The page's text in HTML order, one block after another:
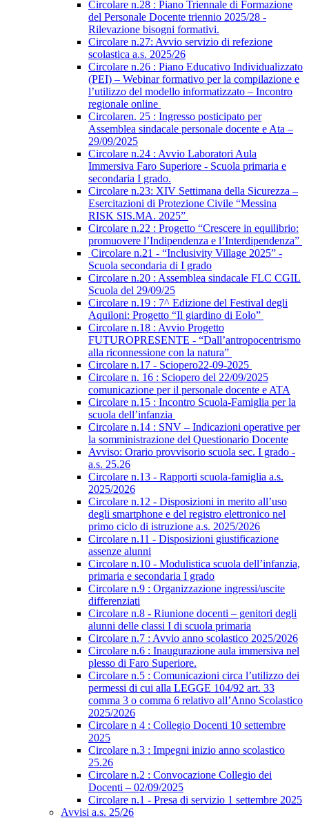
Circolare n.28 : Piano Triennale di Formazione
del Personale Docente triennio 2025/28 -
Rilevazione bisogni formativi.
Circolare n.27: Avvio servizio di refezione
scolastica a.s. 2025/26
Circolare n.26 : Piano Educativo Individualizzato
(PEI) – Webinar formativo per la compilazione e
l’utilizzo del modello informatizzato – Incontro
regionale online
Circolaren. 25 : Ingresso posticipato per
Assemblea sindacale personale docente e Ata –
29/09/2025
Circolare n.24 : Avvio Laboratori Aula
Immersiva Faro Superiore - Scuola primaria e
secondaria I grado.
Circolare n.23: XIV Settimana della Sicurezza –
Esercitazioni di Protezione Civile “Messina
RISK SIS.MA. 2025”
Circolare n.22 : Progetto “Crescere in equilibrio:
promuovere l’Indipendenza e l’Interdipendenza”
Circolare n.21 - “Inclusivity Village 2025” -
Scuola secondaria di I grado
Circolare n.20 : Assemblea sindacale FLC CGIL
Scuola del 29/09/25
Circolare n.19 : 7^ Edizione del Festival degli
Aquiloni: Progetto “Il giardino di Eolo”
Circolare n.18 : Avvio Progetto
FUTUROPRESENTE - “Dall’antropocentrismo
alla riconnessione con la natura”
Circolare n.17 - Sciopero22-09-2025
Circolare n. 16 : Sciopero del 22/09/2025
comunicazione per il personale docente e ATA
Circolare n.15 : Incontro Scuola-Famiglia per la
scuola dell’infanzia
Circolare n.14 : SNV – Indicazioni operative per
la somministrazione del Questionario Docente
Avviso: Orario provvisorio scuola sec. I grado -
a.s. 25.26
Circolare n.13 - Rapporti scuola-famiglia a.s.
2025/2026
Circolare n.12 - Disposizioni in merito all’uso
degli smartphone e del registro elettronico nel
primo ciclo di istruzione a.s. 2025/2026
Circolare n.11 - Disposizioni giustificazione
assenze alunni
Circolare n.10 - Modulistica scuola dell’infanzia,
primaria e secondaria I grado
Circolare n.9 : Organizzazione ingressi/uscite
differenziati
Circolare n.8 - Riunione docenti – genitori degli
alunni delle classi I di scuola primaria
Circolare n.7 : Avvio anno scolastico 2025/2026
Circolare n.6 : Inaugurazione aula immersiva nel
plesso di Faro Superiore.
Circolare n.5 : Comunicazioni circa l’utilizzo dei
permessi di cui alla LEGGE 104/92 art. 33
comma 3 o comma 6 relativo all’Anno Scolastico
2025/2026
Circolare n 4 : Collegio Docenti 10 settembre
2025
Circolare n.3 : Impegni inizio anno scolastico
25.26
Circolare n.2 : Convocazione Collegio dei
Docenti – 02/09/2025
Circolare n.1 - Presa di servizio 1 settembre 2025
Avvisi a.s. 25/26